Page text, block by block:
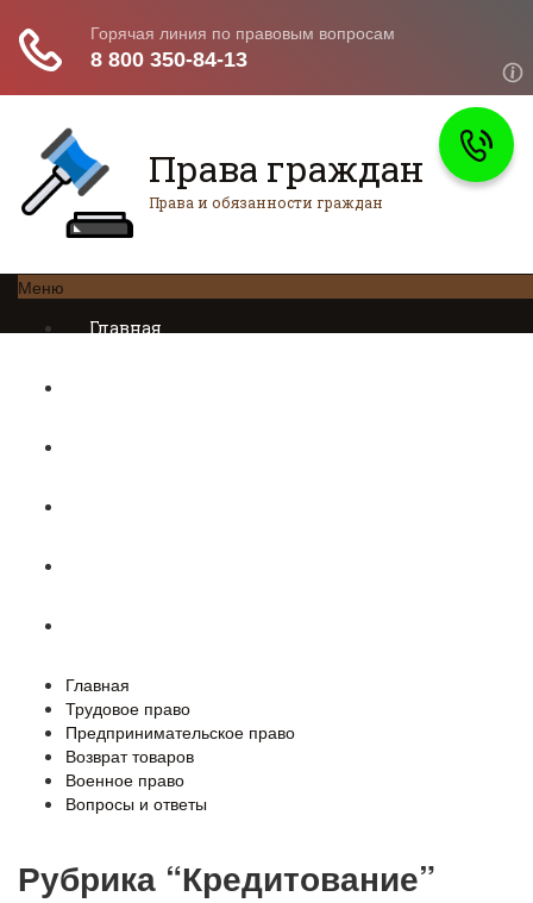
Права граждан
Права и обязанности граждан
Меню
Главная
Главная
Трудовое право
Предпринимательское право
Возврат товаров
Военное право
Вопросы и ответы
Рубрика “Кредитование”